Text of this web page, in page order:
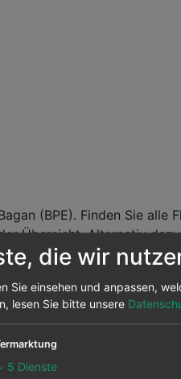
(BPE). Finden Sie alle
Übersicht. Alternativ
Flugpreise von über 700
es sich um Daten
auf prüfen um sehen,
nach Bagan
die wir
Sie einsehen und anpassen,
lesen Sie bitte unsere
5 Dienste